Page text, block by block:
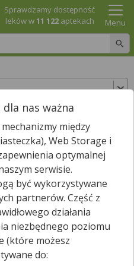
Sprawdzamy dostępność
leków w11 122aptekach Menu
posiadają Twój
apteki. Najbliższa apteka
nas ważna
między
Web Storage i
optymalnej
serwisie.
być wykorzystywane
partnerów. Część z
działania
niezbędnego poziomu
(które możesz
do: